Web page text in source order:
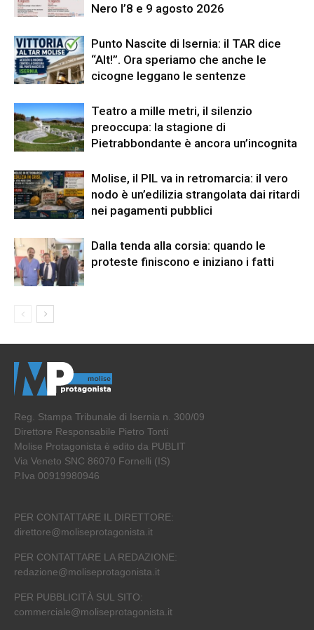
Nero l’8 e 9 agosto 2026
Punto Nascite di Isernia: il TAR dice
“Alt!”. Ora speriamo che anche le
cicogne leggano le sentenze
Teatro a mille metri, il silenzio
preoccupa: la stagione di
Pietrabbondante è ancora un’incognita
Molise, il PIL va in retromarcia: il vero
nodo è un’edilizia strangolata dai ritardi
nei pagamenti pubblici
Dalla tenda alla corsia: quando le
proteste finiscono e iniziano i fatti
Reg. Stampa Tribunale di Isernia n. 300/09
Direttore Responsabile Pietro Tonti
Molise Protagonista è edito da PUBLIT
Via Veneto SNC 86070 Fornelli (IS)
P.Iva 00919980946
PER CONTATTARE IL DIRETTORE:
direttore@moliseprotagonista.it
PER CONTATTARE LA REDAZIONE:
redazione@moliseprotagonista.it
PER PUBBLICITÀ SUL SITO:
commerciale@moliseprotagonista.it